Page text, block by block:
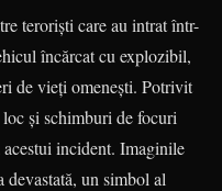
teroriști care au intrat într-
încărcat cu explozibil,
de vieți omenești. Potrivit
și schimburi de focuri
incident. Imaginile
devastată, un simbol al